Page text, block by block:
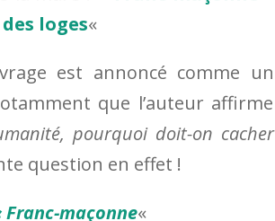
loges«
est annoncé comme un
que l’auteur affirme
pourquoi doit-on cacher
question en effet !
Franc-maçonne«